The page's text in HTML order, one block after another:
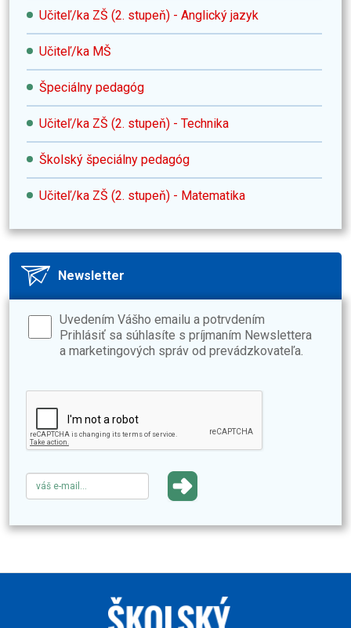
Učiteľ/ka ZŠ (2. stupeň) - Anglický jazyk
Učiteľ/ka MŠ
Špeciálny pedagóg
Učiteľ/ka ZŠ (2. stupeň) - Technika
Školský špeciálny pedagóg
Učiteľ/ka ZŠ (2. stupeň) - Matematika
Newsletter
Uvedením Vášho emailu a potrvdením
Prihlásiť sa súhlasíte s príjmaním Newslettera
a marketingových správ od prevádzkovateľa.